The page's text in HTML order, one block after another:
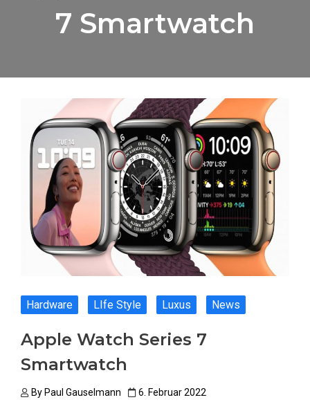
7 Smartwatch
Hardware LIfe Style Luxus News
Apple Watch Series 7
Smartwatch
ByPaul Gauselmann 6. Februar 2022